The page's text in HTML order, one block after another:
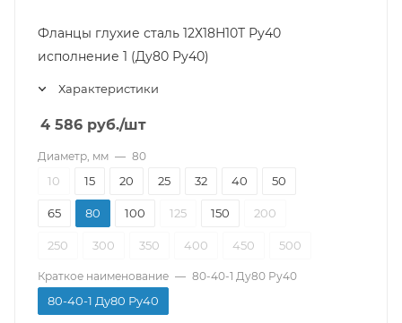
Фланцы глухие сталь 12Х18Н10Т Ру40
исполнение 1 (Ду80 Ру40)
Характеристики
4 586 руб./шт
Диаметр, мм — 80
10 15 20 25 32 40 50
65 80 100 125 150 200
250 300 350 400 450 500
Краткое наименование — 80-40-1 Ду80 Ру40
80-40-1 Ду80 Ру40